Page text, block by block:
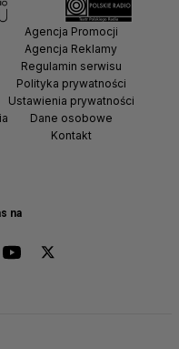
na
Agencja Promocji
Agencja Reklamy
Regulamin serwisu
Polityka prywatności
Ustawienia prywatności
Dane osobowe
Kontakt